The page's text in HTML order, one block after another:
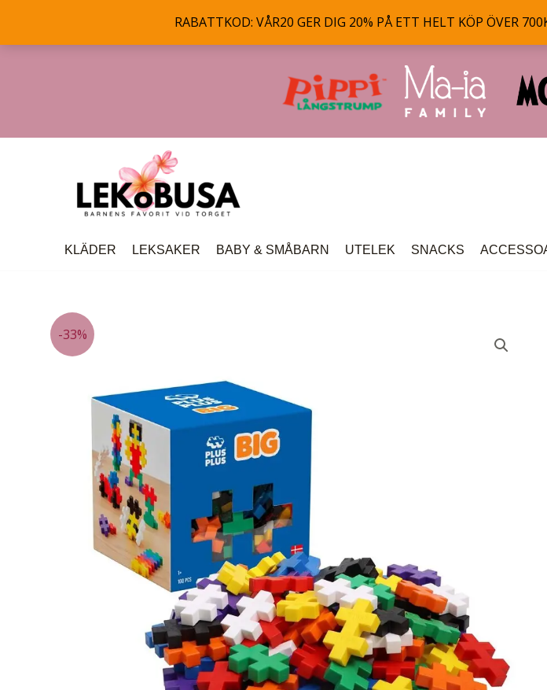
RABATTKOD: VÅR20 GER DIG 20% PÅ ETT HELT KÖP ÖVER
KLÄDER LEKSAKER BABY & SMÅBARN UTELEK SNACKS
-33%